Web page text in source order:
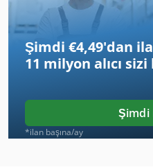
Araç Voreinstellgeraet
Devirmeli Araçlar
Devirmeli Araçlar Vücut
Izlenen Araç
Ka 77
Şimdi €4,49'dan
11 milyon alıcı sizi
Şimdi
*ilan başına/ay